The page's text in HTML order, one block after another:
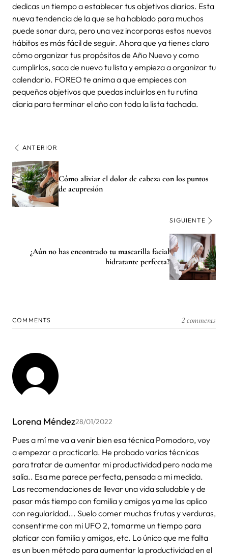
dedicas un tiempo a establecer tus objetivos diarios. Esta
nueva tendencia de la que se ha hablado para muchos
puede sonar dura, pero una vez incorporas estos nuevos
hábitos es más fácil de seguir. Ahora que ya tienes claro
cómo organizar tus propósitos de Año Nuevo y como
cumplirlos, saca de nuevo tu lista y empieza a organizar tu
calendario. FOREO te anima a que empieces con
pequeños objetivos que puedas incluirlos en tu rutina
diaria para terminar el año con toda la lista tachada.
ANTERIOR
Cómo aliviar el dolor de cabeza con los puntos
de acupresión
SIGUIENTE
¿Aún no has encontrado tu mascarilla facial
hidratante perfecta?
COMMENTS 2 comments
Lorena Méndez28/01/2022
Pues a mí me va a venir bien esa técnica Pomodoro, voy
a empezar a practicarla. He probado varias técnicas
para tratar de aumentar mi productividad pero nada me
salía.. Esa me parece perfecta, pensada a mi medida.
Las recomendaciones de llevar una vida saludable y de
pasar más tiempo con familia y amigos ya me las aplico
con regularidad... Suelo comer muchas frutas y verduras,
consentirme con mi UFO 2, tomarme un tiempo para
platicar con familia y amigos, etc. Lo único que me falta
es un buen método para aumentar la productividad en el